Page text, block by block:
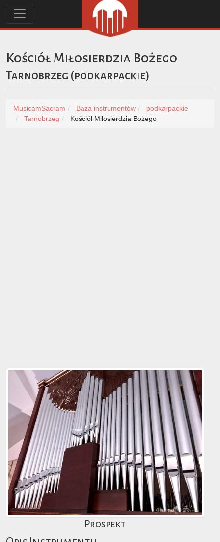
Kościół Miłosierdzia Bożego
Tarnobrzeg (podkarpackie)
MusicamSacram Baza instrumentów
podkarpackie
Tarnobrzeg
Kościół Miłosierdzia Bożego
Prospekt